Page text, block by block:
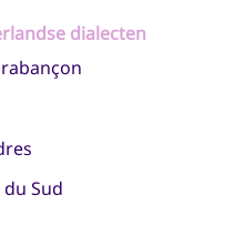
dialecten
Sud